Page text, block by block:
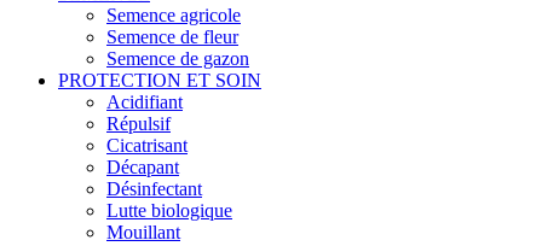
Semence agricole
Semence de fleur
Semence de gazon
PROTECTION ET SOIN
Acidifiant
Répulsif
Cicatrisant
Décapant
Désinfectant
Lutte biologique
Mouillant